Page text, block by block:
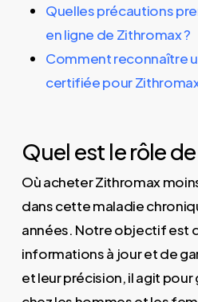
Quelles précautions
en ligne de Zithromax ?
Comment reconnaître
certifiée pour
Quel est le rôle
Où acheter Zithromax
dans cette maladie
années. Notre objectif est
informations à jour et de
et leur précision, il agit